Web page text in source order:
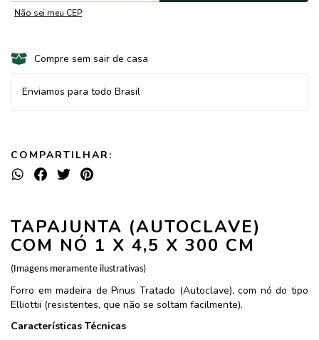
Não sei meu CEP
Compre sem sair de casa
Enviamos para todo Brasil
COMPARTILHAR:
TAPAJUNTA (AUTOCLAVE)
COM NÓ 1 X 4,5 X 300 CM
(Imagens meramente ilustrativas)
Forro em madeira de Pinus Tratado (Autoclave), com nó do tipo
Elliottii (resistentes, que não se soltam facilmente).
Características Técnicas